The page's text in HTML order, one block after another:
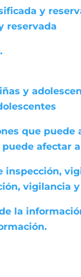
y
reservada
y
que puede
afectar
inspección,
vigilancia
la